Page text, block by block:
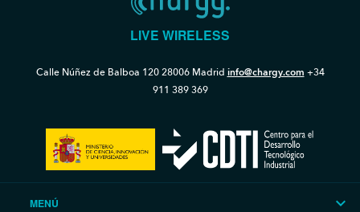
LIVE WIRELESS
Calle Núñez de Balboa 12028006 Madrid info@chargy.com +34
911 389 369
MENÚ